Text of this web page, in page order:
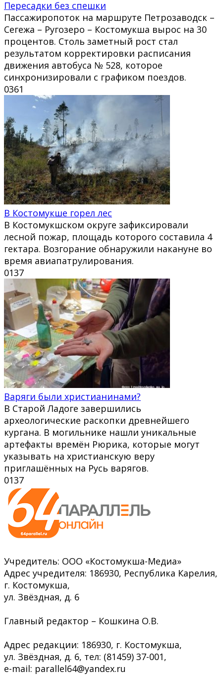
Пересадки без спешки
Пассажиропоток на маршруте Петрозаводск –
Сегежа – Ругозеро – Костомукша вырос на 30
процентов. Столь заметный рост стал
результатом корректировки расписания
движения автобуса № 528, которое
синхронизировали с графиком поездов.
0361
В Костомукше горел лес
В Костомукшском округе зафиксировали
лесной пожар, площадь которого составила 4
гектара. Возгорание обнаружили накануне во
время авиапатрулирования.
0137
Варяги были христианинами?
В Старой Ладоге завершились
археологические раскопки древнейшего
кургана. В могильнике нашли уникальные
артефакты времён Рюрика, которые могут
указывать на христианскую веру
приглашённых на Русь варягов.
0137
Учредитель: ООО «Костомукша-Медиа»
Адрес учредителя: 186930, Республика Карелия,
г. Костомукша,
ул. Звёздная, д. 6
Главный редактор – Кошкина О.В.
Адрес редакции: 186930, г. Костомукша,
ул. Звёздная, д. 6, тел: (81459) 37-001,
e-mail: parallel64@yandex.ru